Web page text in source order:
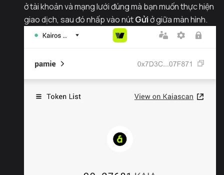
ở tài khoản và mạng lưới đúng mà bạn muốn thực hiện
giao dịch, sau đó nhấp vào nútGửiở giữa màn hình.